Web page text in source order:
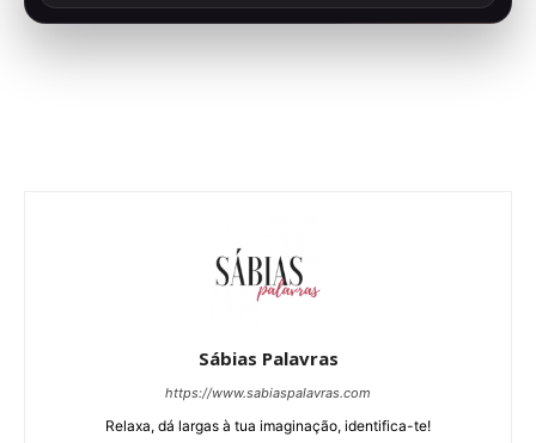
Sábias Palavras
https://www.sabiaspalavras.com
Relaxa, dá largas à tua imaginação, identifica-te!